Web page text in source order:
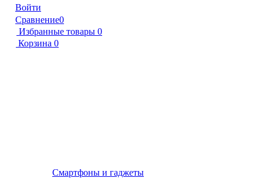
Войти
Сравнение0
Избранные товары 0
Корзина 0
Смартфоны и гаджеты